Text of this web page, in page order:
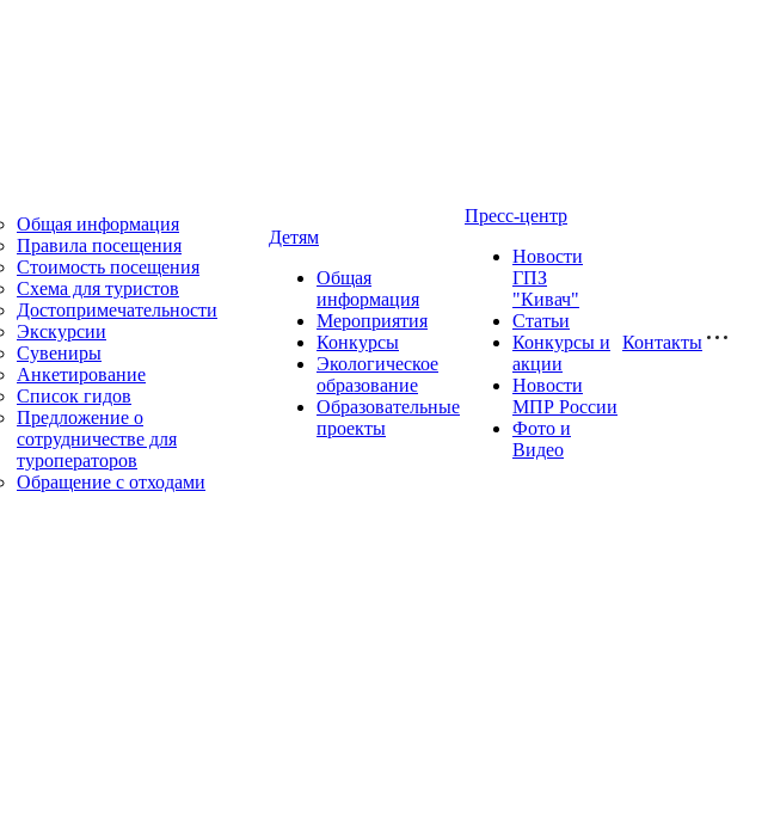
Общая информация
Правила посещения
Стоимость посещения
Схема для туристов
Достопримечательности
Экскурсии
Сувениры
Анкетирование
Список гидов
Предложение о
сотрудничестве для
туроператоров
Обращение с отходами
Детям
Общая
информация
Мероприятия
Конкурсы
Экологическое
образование
Образовательные
проекты
Пресс-центр
Новости
ГПЗ
"Кивач"
Статьи
Конкурсы и
акции
Новости
МПР России
Фото и
Видео
Контакты